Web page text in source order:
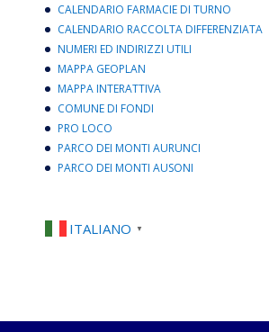
CALENDARIO FARMACIE DI TURNO
CALENDARIO RACCOLTA DIFFERENZIATA
NUMERI ED INDIRIZZI UTILI
MAPPA GEOPLAN
MAPPA INTERATTIVA
COMUNE DI FONDI
PRO LOCO
PARCO DEI MONTI AURUNCI
PARCO DEI MONTI AUSONI
ITALIANO ▼